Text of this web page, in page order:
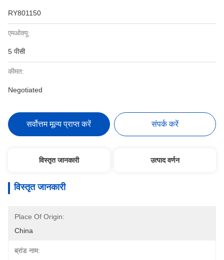
RY801150
एमओक्यू:
5 पीसी
कीमत:
Negotiated
सर्वोत्तम मूल्य प्राप्त करें संपर्क करें
विस्तृत जानकारी उत्पाद वर्णन
विस्तृत जानकारी
Place Of Origin:
China
ब्रांड नाम: